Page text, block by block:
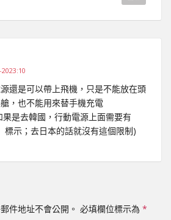
還是可以帶上飛機，只是不能放在頭
艙，也不能用來替手機充電
果是去韓國，行動電源上面需要有
標示；去日本的話就沒有這個限制)
件地址不會公開。 必填欄位標示為 *